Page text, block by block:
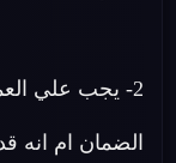
2- يجب علي
الضمان ام انه